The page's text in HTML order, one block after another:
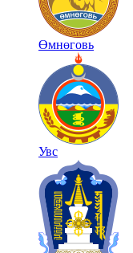
Өмнөговь
Увс